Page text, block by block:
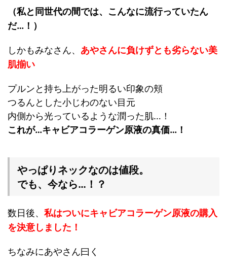
（私と同世代の間では、こんなに流行っていたん
だ…！）
しかもみなさん、 あやさんに負けずとも劣らない美
肌揃い
プルンと持ち上がった明るい印象の頬
つるんとした小じわのない目元
内側から光っているような潤った肌…！
これが…キャビアコラーゲン原液の真価…！
やっぱりネックなのは値段。
でも、今なら…！？
数日後、 私はついにキャビアコラーゲン原液の購入
を決意しました！
ちなみにあやさん曰く